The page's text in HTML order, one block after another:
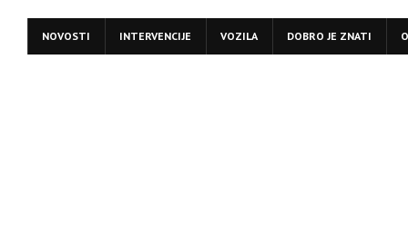
NOVOSTI INTERVENCIJE VOZILA DOBRO JE ZNATI